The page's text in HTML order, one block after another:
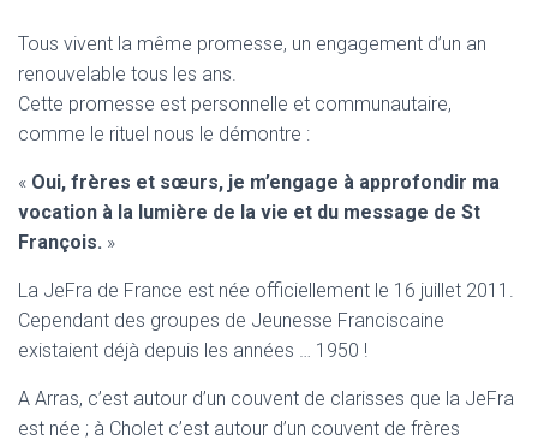
Tous vivent la même promesse, un engagement d’un an
renouvelable tous les ans.
Cette promesse est personnelle et communautaire,
comme le rituel nous le démontre :
« Oui, frères et sœurs, je m’engage à approfondir ma
vocation à la lumière de la vie et du message de St
François. »
La JeFra de France est née officiellement le 16 juillet 2011.
Cependant des groupes de Jeunesse Franciscaine
existaient déjà depuis les années … 1950 !
A Arras, c’est autour d’un couvent de clarisses que la JeFra
est née ; à Cholet c’est autour d’un couvent de frères